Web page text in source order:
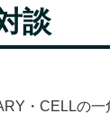
談
・CELLの一